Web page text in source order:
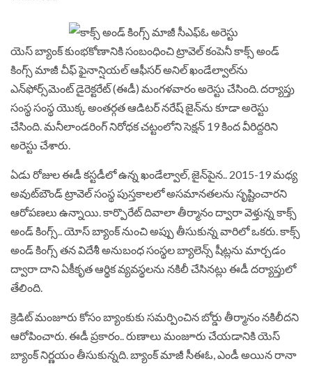
యెస్‌ బ్యాంక్ కుంభకోణానికి సంబంధించి ట్రావెల్ కంపెనీ కాక్స్ అండ్‌
కింగ్స్ మాజీ చీఫ్ ఫైనాన్షియల్ ఆఫీసర్ అనిల్ ఖండేల్వాల్‌ను
ఎన్‌ఫోర్స్‌మెంట్ డైరెక్టరేట్ (ఈడీ) మంగళవారం అరెస్టు చేసింది. దర్యాప్తు
సంస్థ సంస్థ యొక్క అంతర్గత ఆడిటర్ నరేష్ జైన్‌ను కూడా అరెస్టు
చేసింది. మనీలాండరింగ్ నిరోధక చట్టంలోని సెక్షన్ 19 కింద వీరిద్దరిని
అరెస్టు చేశారు.
ఏడు రోజుల ఈడీ కస్టడీలో ఉన్న ఖండేల్వాల్, జైన్‌పైన.. 2015-19 మధ్య
అవుట్‌బౌండ్ ట్రావెల్ సంస్థ పుస్తకాలలో అసమానతలను సృష్టించారని
ఆరోపణలు ఉన్నాయి. కార్పొరేట్ దివాలా తీర్మానం ద్వారా వెళ్తున్న కాక్స్
అండ్‌ కింగ్స్.. యోస్‌ బ్యాంక్ నుంచి అప్పు తీసుకున్న వారిలో ఒకరు. కాక్స్
అండ్‌ కింగ్స్ తన విదేశీ అనుబంధ సంస్థల బ్యాలెన్స్ షీట్లను మార్చడం
ద్వారా దాని ఏకీకృత ఆర్థిక వ్యవస్థలను నకిలీ చేసినట్లు ఈడీ దర్యాప్తులో
తేలింది.
క్రెడిట్ మంజూరు కోసం బ్యాంకుకు సమర్పించిన బోర్డు తీర్మానం నకిలీదని
ఆరోపించారు. ఈడీ ప్రకారం.. రుణాలు మంజూరు చేయడానికి యెస్‌
బ్యాంక్ నిర్ణయం తీసుకున్నది. బ్యాంక్‌ మాజీ సీఈఓ, ఎండీ అయిన రానా